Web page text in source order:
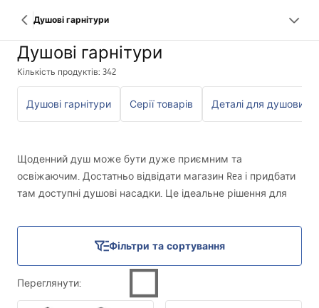
Душові гарнітури
Душові гарнітури
Кількість продуктів: 342
Душові гарнітури Серії товарів
Щоденний душ може бути дуже приємним та
освіжаючим. Достатньо відвідати магазин Rea і придбати
там доступні душові насадки. Це ідеальне рішення для
гідромасажу свого втомленого й болючого тіла.
Фільтри та сортування
Переглянути: